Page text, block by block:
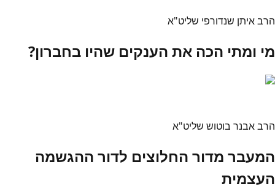
הרב איתן שנדורפי שליט"א
מי ומתי הכה את הענקים שהיו בחברון?
הרב אבנר בוטוש שליט"א
המעבר מדור החלוצים לדור ההגשמה
העצמית